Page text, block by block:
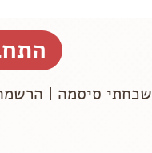
שכחתי סיסמה |